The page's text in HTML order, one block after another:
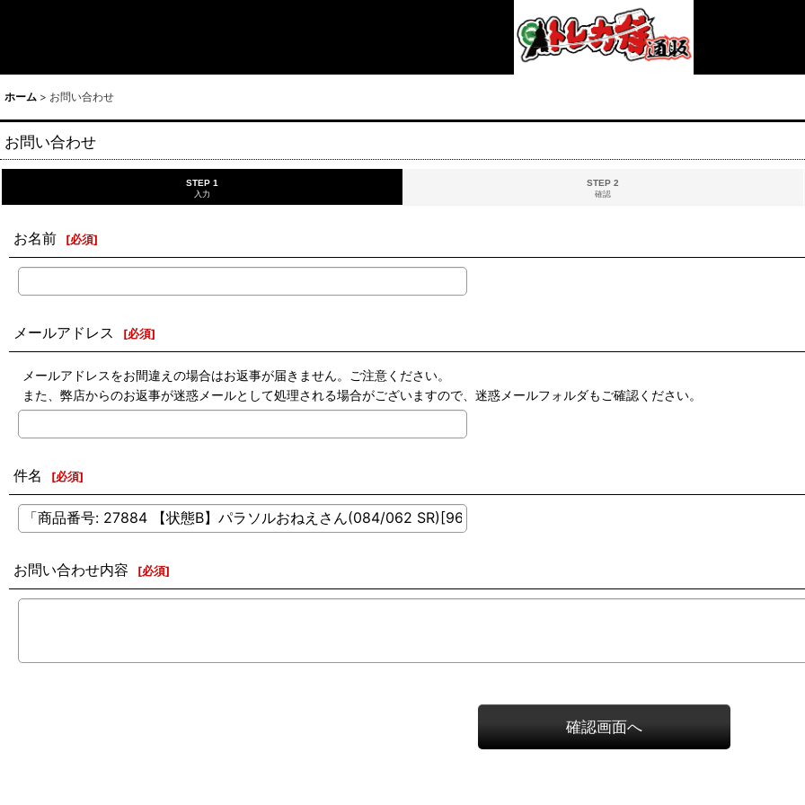
ホーム > お問い合わせ
お問い合わせ
STEP 1
入力
STEP 2
確認
お名前 [必須]
メールアドレス [必須]
メールアドレスをお間違えの場合はお返事が届きません。ご注意ください。
また、弊店からのお返事が迷惑メールとして処理される場合がございますので、迷惑メールフォルダもご確認ください。
件名 [必須]
お問い合わせ内容 [必須]
確認画面へ